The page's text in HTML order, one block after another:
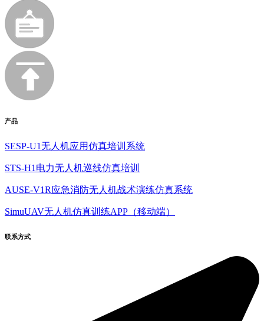
产品
SESP-U1无人机应用仿真培训系统
STS-H1电力无人机巡线仿真培训
AUSE-V1R应急消防无人机战术演练仿真系统
SimuUAV无人机仿真训练APP（移动端）
联系方式